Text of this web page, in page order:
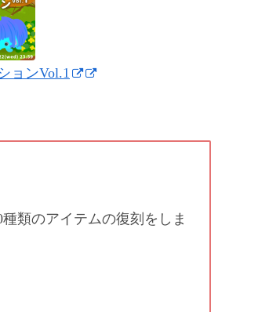
ョンVol.1
類のアイテムの復刻をしま